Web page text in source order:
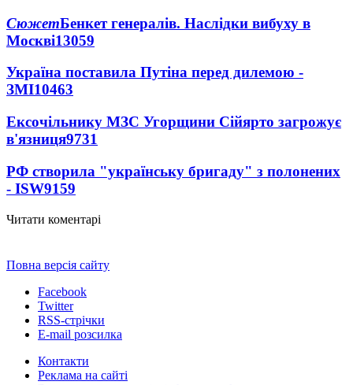
СюжетБенкет генералів. Наслідки вибуху в
Москві13059
Україна поставила Путіна перед дилемою -
ЗМІ10463
Ексочільнику МЗС Угорщини Сійярто загрожує
в'язниця9731
РФ створила "українську бригаду" з полонених
- ISW9159
Читати коментарі
Повна версія сайту
Facebook
Twitter
RSS-стрічки
E-mail розсилка
Контакти
Реклама на сайті